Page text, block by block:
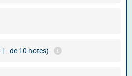
| - de 10 notes)